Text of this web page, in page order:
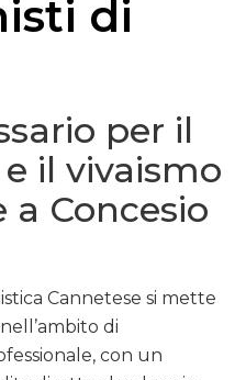
di
per il
il vivaismo
a Concesio
Cannetese si mette
di
con un